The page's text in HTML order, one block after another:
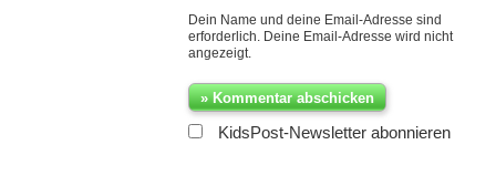
Dein Name und deine Email-Adresse sind
erforderlich. Deine Email-Adresse wird nicht
angezeigt.
KidsPost-Newsletter abonnieren